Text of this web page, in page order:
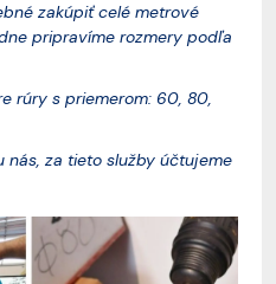
zakúpiť celé metrové
pripravíme rozmery podľa
rúry s priemerom: 60, 80,
nás, za tieto služby účtujeme